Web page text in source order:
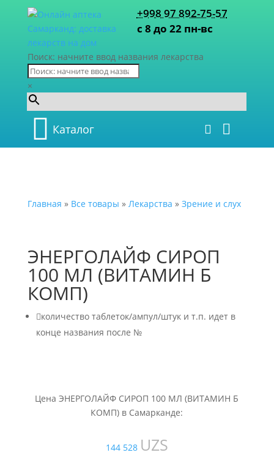
+998 97 892-75-57
с 8 до 22 пн-вс
Поиск: начните ввод названия лекарства
×
Каталог
Главная » Все товары » Лекарства » Зрение и слух
ЭНЕРГОЛАЙФ СИРОП
100 МЛ (ВИТАМИН Б
КОМП)
количество таблеток/ампул/штук и т.п. идет в
конце названия после №
Цена ЭНЕРГОЛАЙФ СИРОП 100 МЛ (ВИТАМИН Б
КОМП) в Самарканде:
144 528 UZS